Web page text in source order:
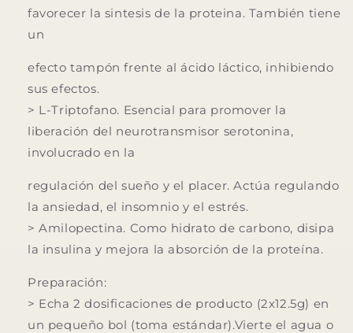
favorecer la sintesis de la proteina. También tiene
un
efecto tampón frente al ácido láctico, inhibiendo
sus efectos.
> L-Triptofano. Esencial para promover la
liberación del neurotransmisor serotonina,
involucrado en la
regulación del sueño y el placer. Actúa regulando
la ansiedad, el insomnio y el estrés.
>Amilopectina. Como hidrato de carbono, disipa
la insulina y mejora la absorción de la proteína.
Preparación:
> Echa 2 dosificaciones de producto (2x12.5g) en
un pequeño bol (toma estándar).Vierte el agua o